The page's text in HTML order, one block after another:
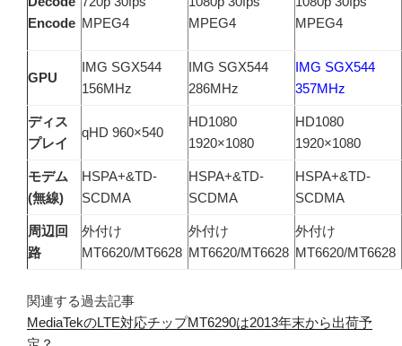
Encode MPEG4
MPEG4
MPEG4
GPU
IMG SGX544
156MHz
IMG SGX544
286MHz
IMG SGX544
357MHz
ディス
プレイ
qHD 960×540
HD1080
1920×1080
HD1080
1920×1080
モデム
(無線)
HSPA+&TD-
SCDMA
HSPA+&TD-
SCDMA
HSPA+&TD-
SCDMA
周辺回
路
外付け
MT6620/MT6628
外付け
MT6620/MT6628
外付け
MT6620/MT6628
関連する過去記事
MediaTekのLTE対応チップMT6290は2013年末から出荷予